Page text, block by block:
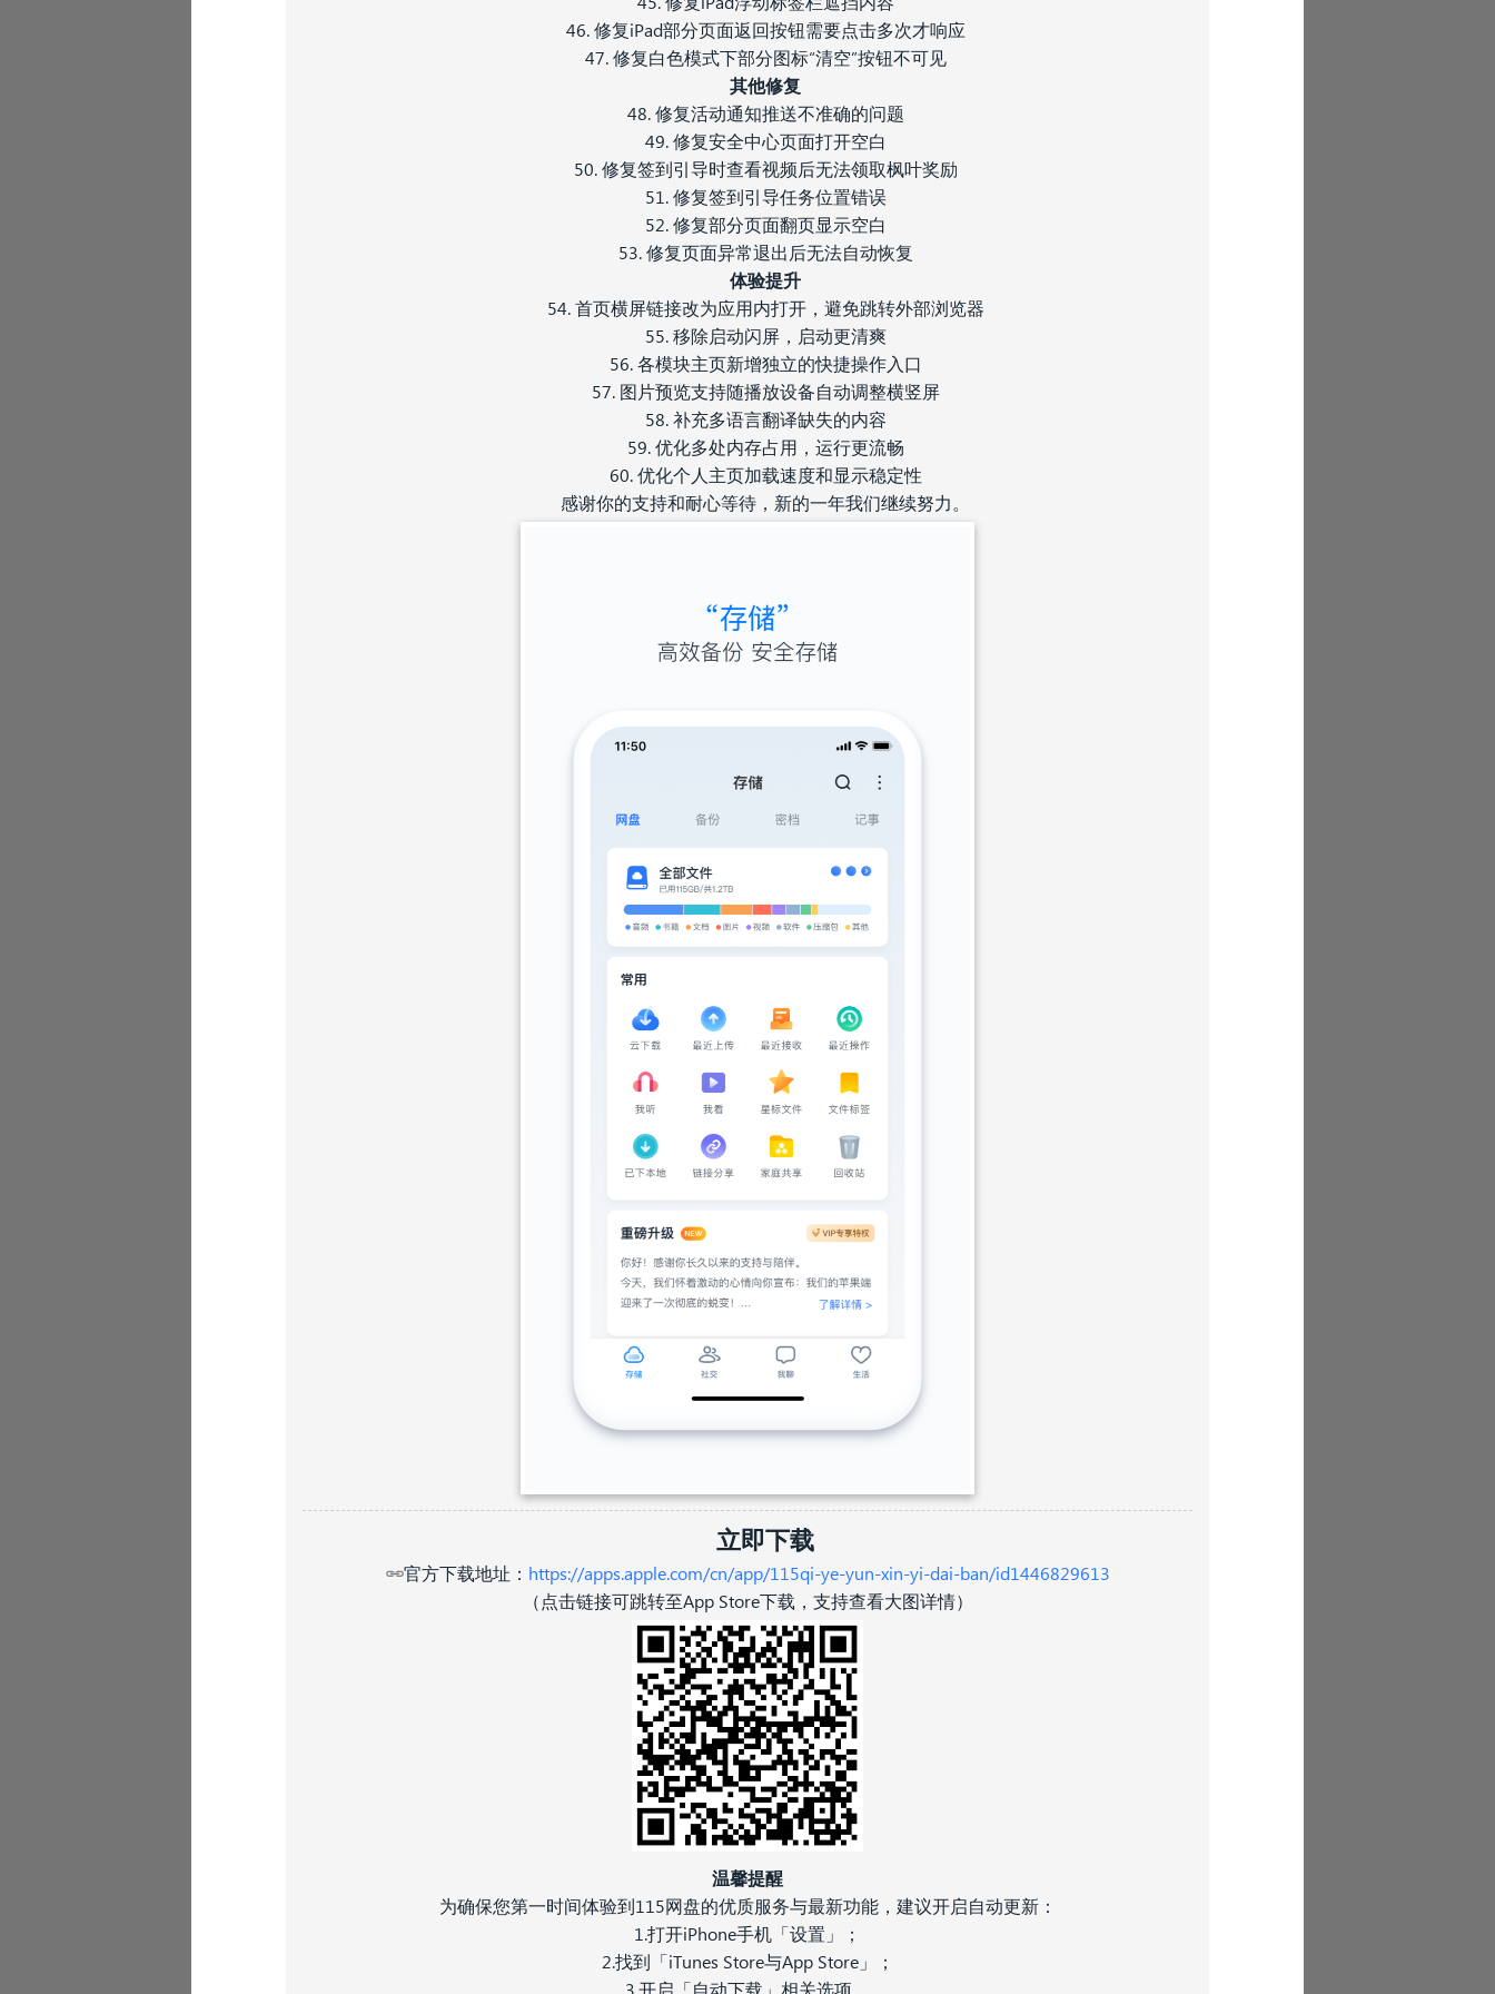
46. 修复iPad部分页面返回按钮需要点击多次才响应
47. 修复白色模式下部分图标“清空”按钮不可见
其他修复
48. 修复活动通知推送不准确的问题
49. 修复安全中心页面打开空白
50. 修复签到引导时查看视频后无法领取枫叶奖励
51. 修复签到引导任务位置错误
52. 修复部分页面翻页显示空白
53. 修复页面异常退出后无法自动恢复
体验提升
54. 首页横屏链接改为应用内打开，避免跳转外部浏览器
55. 移除启动闪屏，启动更清爽
56. 各模块主页新增独立的快捷操作入口
57. 图片预览支持随播放设备自动调整横竖屏
58. 补充多语言翻译缺失的内容
59. 优化多处内存占用，运行更流畅
60. 优化个人主页加载速度和显示稳定性
感谢你的支持和耐心等待，新的一年我们继续努力。
立即下载
🔗官方下载地址： https://apps.apple.com/cn/app/115qi-ye-yun-xin-yi-dai-ban/id1446829613
（点击链接可跳转至App Store下载，支持查看大图详情）
温馨提醒
为确保您第一时间体验到115网盘的优质服务与最新功能，建议开启自动更新：
1.打开iPhone手机「设置」；
2.找到「iTunes Store与App Store」；
3.开启「自动下载」相关选项。